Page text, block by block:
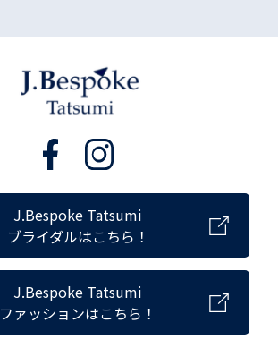
J.Bespoke Tatsumi
ブライダルはこちら！
J.Bespoke Tatsumi
ファッションはこちら！